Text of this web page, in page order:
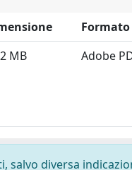
Formato
MB Adobe
salvo diversa